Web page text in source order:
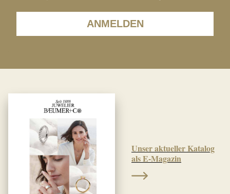
ANMELDEN
Unser aktueller Katalog
als E-Magazin